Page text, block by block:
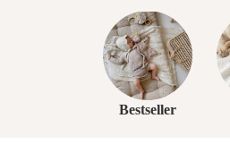
Bestseller